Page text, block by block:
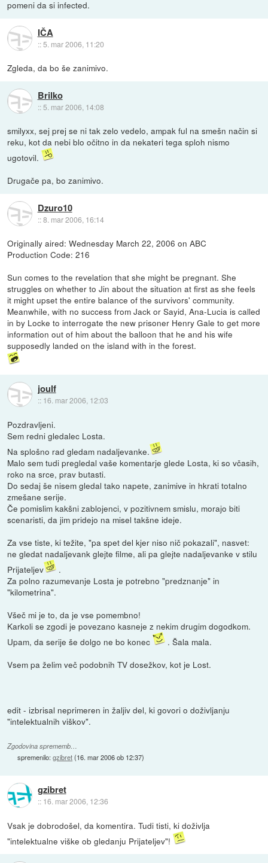
pomeni da si infected.
IČA
::5. mar 2006, 11:20
Zgleda, da bo še zanimivo.
Brilko
:: 5. mar 2006, 14:08
smilyxx, sej prej se ni tak zelo vedelo, ampak ful na smešn način si
reku, kot da nebi blo očitno in da nekateri tega sploh nismo
ugotovil.
Drugače pa, bo zanimivo.
Dzuro10
::8. mar 2006, 16:14
Originally aired: Wednesday March 22, 2006 on ABC
Production Code: 216
Sun comes to the revelation that she might be pregnant. She
struggles on whether to Jin about the situation at first as she feels
it might upset the entire balance of the survivors' community.
Meanwhile, with no success from Jack or Sayid, Ana-Lucia is called
in by Locke to interrogate the new prisoner Henry Gale to get more
information out of him about the balloon that he and his wife
supposedly landed on the island with in the forest.
joulf
:: 16. mar 2006, 12:03
Pozdravljeni.
Sem redni gledalec Losta.
Na splošno rad gledam nadaljevanke.
Malo sem tudi pregledal vaše komentarje glede Losta, ki so včasih,
roko na srce, prav butasti.
Do sedaj še nisem gledal tako napete, zanimive in hkrati totalno
zmešane serije.
Če pomislim kakšni zablojenci, v pozitivnem smislu, morajo biti
scenaristi, da jim pridejo na misel takšne ideje.
Za vse tiste, ki težite, "pa spet del kjer niso nič pokazali", nasvet:
ne gledat nadaljevank glejte filme, ali pa glejte nadaljevanke v stilu
Prijateljev
.
Za polno razumevanje Losta je potrebno "predznanje" in
"kilometrina".
Všeč mi je to, da je vse pomembno!
Karkoli se zgodi je povezano kasneje z nekim drugim dogodkom.
Upam, da serije še dolgo ne bo konec
. Šala mala.
Vsem pa želim več podobnih TV dosežkov, kot je Lost.
edit - izbrisal neprimeren in žaljiv del, ki govori o doživljanju
"intelektualnih viškov".
Zgodovina sprememb…
spremenilo:gzibret(16. mar 2006 ob 12:37)
gzibret
:: 16. mar 2006, 12:36
Vsak je dobrodošel, da komentira. Tudi tisti, ki doživlja
"intelektualne viške ob gledanju Prijateljev"!